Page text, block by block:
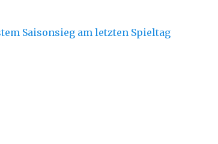
Saisonsieg am letzten Spieltag